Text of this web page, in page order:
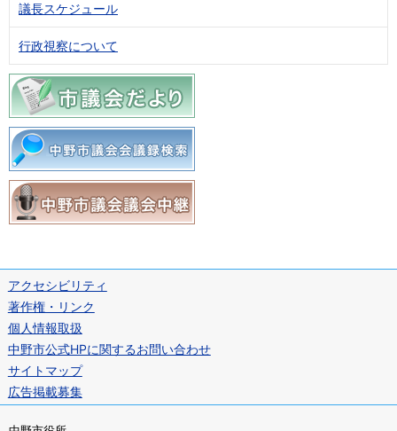
議長スケジュール
行政視察について
アクセシビリティ
著作権・リンク
個人情報取扱
中野市公式HPに関するお問い合わせ
サイトマップ
広告掲載募集